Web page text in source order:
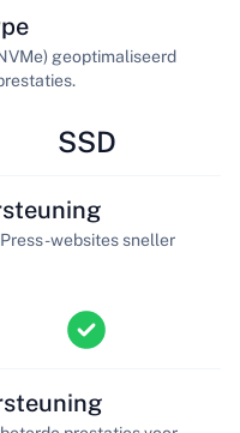
geoptimaliseerd
SSD
websites sneller